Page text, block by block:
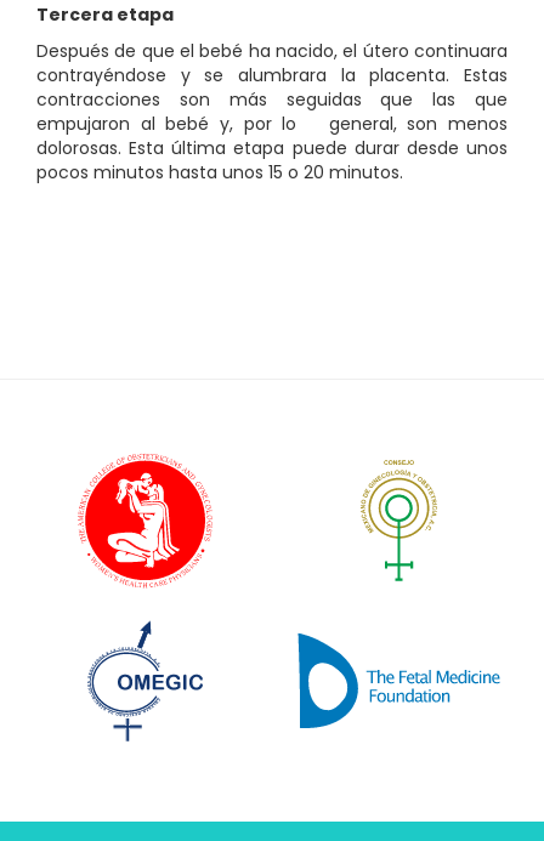
Tercera etapa
Después de que el bebé ha nacido, el útero continuara
contrayéndose y se alumbrara la placenta. Estas
contracciones son más seguidas que las que
empujaron al bebé y, por lo
general, son menos
dolorosas. Esta última etapa puede durar desde unos
pocos minutos hasta unos 15 o 20 minutos.